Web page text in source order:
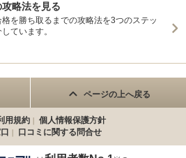
略法を見る
格を勝ち取るまでの攻略法を3つのステッ
ています。
ページの上へ戻る
用規約
個人情報保護方針
口コミに関する問合せ